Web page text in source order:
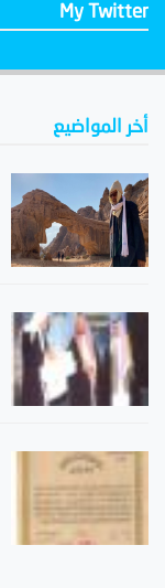
My Twitter
أخر المواضيع